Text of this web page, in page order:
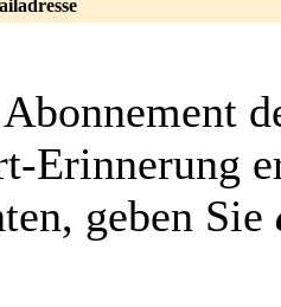
Erinnerung
geben Sie